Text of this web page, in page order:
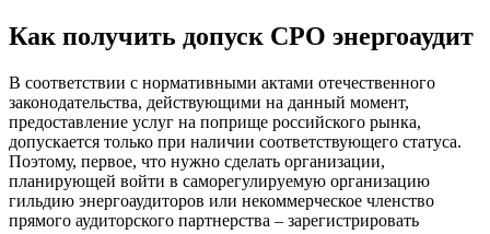
Как получить допуск СРО энергоаудит
В соответствии с нормативными актами отечественного
законодательства, действующими на данный момент,
предоставление услуг на поприще российского рынка,
допускается только при наличии соответствующего статуса.
Поэтому, первое, что нужно сделать организации,
планирующей войти в саморегулируемую организацию
гильдию энергоаудиторов или некоммерческое членство
прямого аудиторского партнерства – зарегистрировать